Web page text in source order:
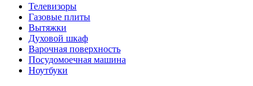
Телевизоры
Газовые плиты
Вытяжки
Духовой шкаф
Варочная поверхность
Посудомоечная машина
Ноутбуки